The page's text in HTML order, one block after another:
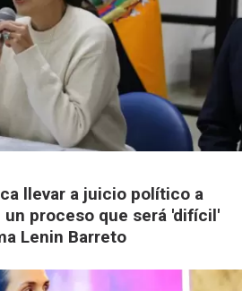
llevar a juicio político a
un proceso que será 'difícil'
Lenin Barreto